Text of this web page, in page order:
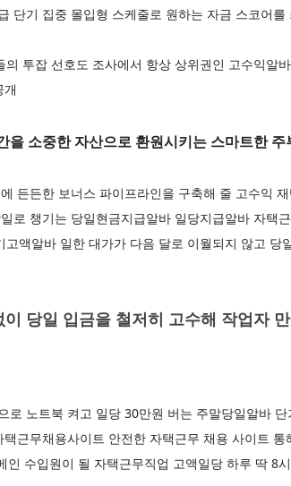
단기 집중 몰입형 스케줄로 원하는 자금 스코어
투잡 선호도 조사에서 항상 상위권인 고수익알
을 소중한 자산으로 환원시키는 스마트한
든든한 보너스 파이프라인을 구축해 줄 고수익
로 챙기는 당일현금지급알바 일당지급알바 자택
액알바 일한 대가가 다음 달로 이월되지 않고
당일 입금을 철저히 고수해 작업자
로 노트북 켜고 일당 30만원 버는 주말당일알바
근무채용사이트 안전한 자택근무 채용 사이트
인 수입원이 될 자택근무직업 고액일당 하루 딱 8